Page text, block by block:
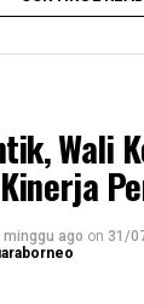
pada hasil
Negeri yang
Nomor
bahwa
didasarkan
dan DPRD
peraturan
Wali
minggu ago on 31/